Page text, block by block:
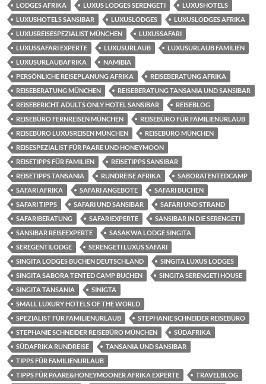
LODGES AFRIKA
LUXUS LODGES SERENGETI
LUXUSHOTELS
LUXUSHOTELS SANSIBAR
LUXUSLODGES
LUXUSLODGES AFRIKA
LUXUSREISESPEZIALIST MÜNCHEN
LUXUSSAFARI
LUXUSSAFARI EXPERTE
LUXUSURLAUB
LUXUSURLAUB FAMILIEN
LUXUSURLAUBAFRIKA
NAMIBIA
PERSÖNLICHE REISEPLANUNG AFRIKA
REISEBERATUNG AFRIKA
REISEBERATUNG MÜNCHEN
REISEBERATUNG TANSANIA UND SANSIBAR
REISEBERICHT ADULTS ONLY HOTEL SANSIBAR
REISEBLOG
REISEBÜRO FERNREISEN MÜNCHEN
REISEBÜRO FÜR FAMILIENURLAUB
REISEBÜRO LUXUSREISEN MÜNCHEN
REISEBÜRO MÜNCHEN
REISESPEZIALIST FÜR PAARE UND HONEYMOON
REISETIPPS FÜR FAMILIEN
REISETIPPS SANSIBAR
REISETIPPS TANSANIA
RUNDREISE AFRIKA
SABORATENTEDCAMP
SAFARI AFRIKA
SAFARI ANGEBOTE
SAFARI BUCHEN
SAFARI TIPPS
SAFARI UND SANSIBAR
SAFARI UND STRAND
SAFARIBERATUNG
SAFARIEXPERTE
SANSIBAR IN DIE SERENGETI
SANSIBAR REISEEXPERTE
SASAKWA LODGE SINGITA
SEREGENTILODGE
SERENGETI LUXUS SAFARI
SINGITA LODGES BUCHEN DEUTSCHLAND
SINGITA LUXUS LODGES
SINGITA SABORA TENTED CAMP BUCHEN
SINGITA SERENGETI HOUSE
SINGITA TANSANIA
SINIGTA
SMALL LUXURY HOTELS OF THE WORLD
SPEZIALIST FÜR FAMILIENURLAUB
STEPHANIE SCHNEIDER REISEBÜRO
STEPHANIE SCHNEIDER REISEBÜRO MÜNCHEN
SÜDAFRIKA
SÜDAFRIKA RUNDREISE
TANSANIA UND SANSIBAR
TIPPS FÜR FAMILIENURLAUB
TIPPS FÜR PAARE&HONEYMOONER AFRIKA EXPERTE
TRAVELBLOG